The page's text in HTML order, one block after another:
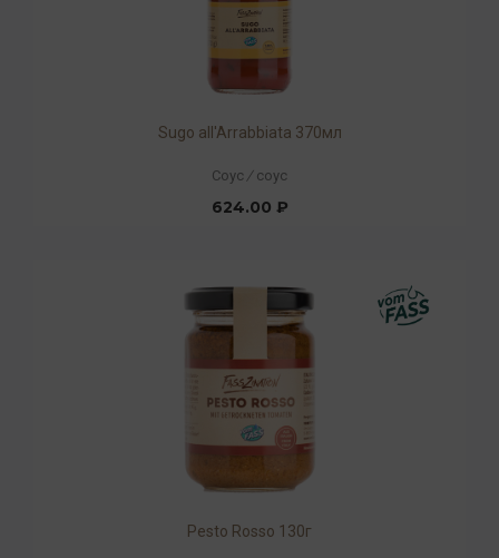
Sugo all'Arrabbiata 370мл
Соус / соус
624.00 ₽
Pesto Rosso 130г